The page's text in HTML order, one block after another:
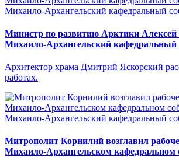
Михаило-Архангельский кафедральный
Министр по развитию Арктики Алексей
Михаило-Архангельский кафедральный
Архитектор храма Дмитрий Яскорский
работах.
Михаило-Архангельский кафедральный
Митрополит Корнилий возглавил
Михаило-Архангельском кафедральном